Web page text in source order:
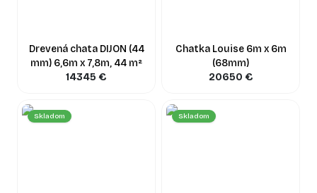
Drevená chata DIJON (44
mm) 6,6m x 7,8m, 44 m²
14345 €
Chatka Louise 6m x 6m
(68mm)
20650 €
Skladom Skladom